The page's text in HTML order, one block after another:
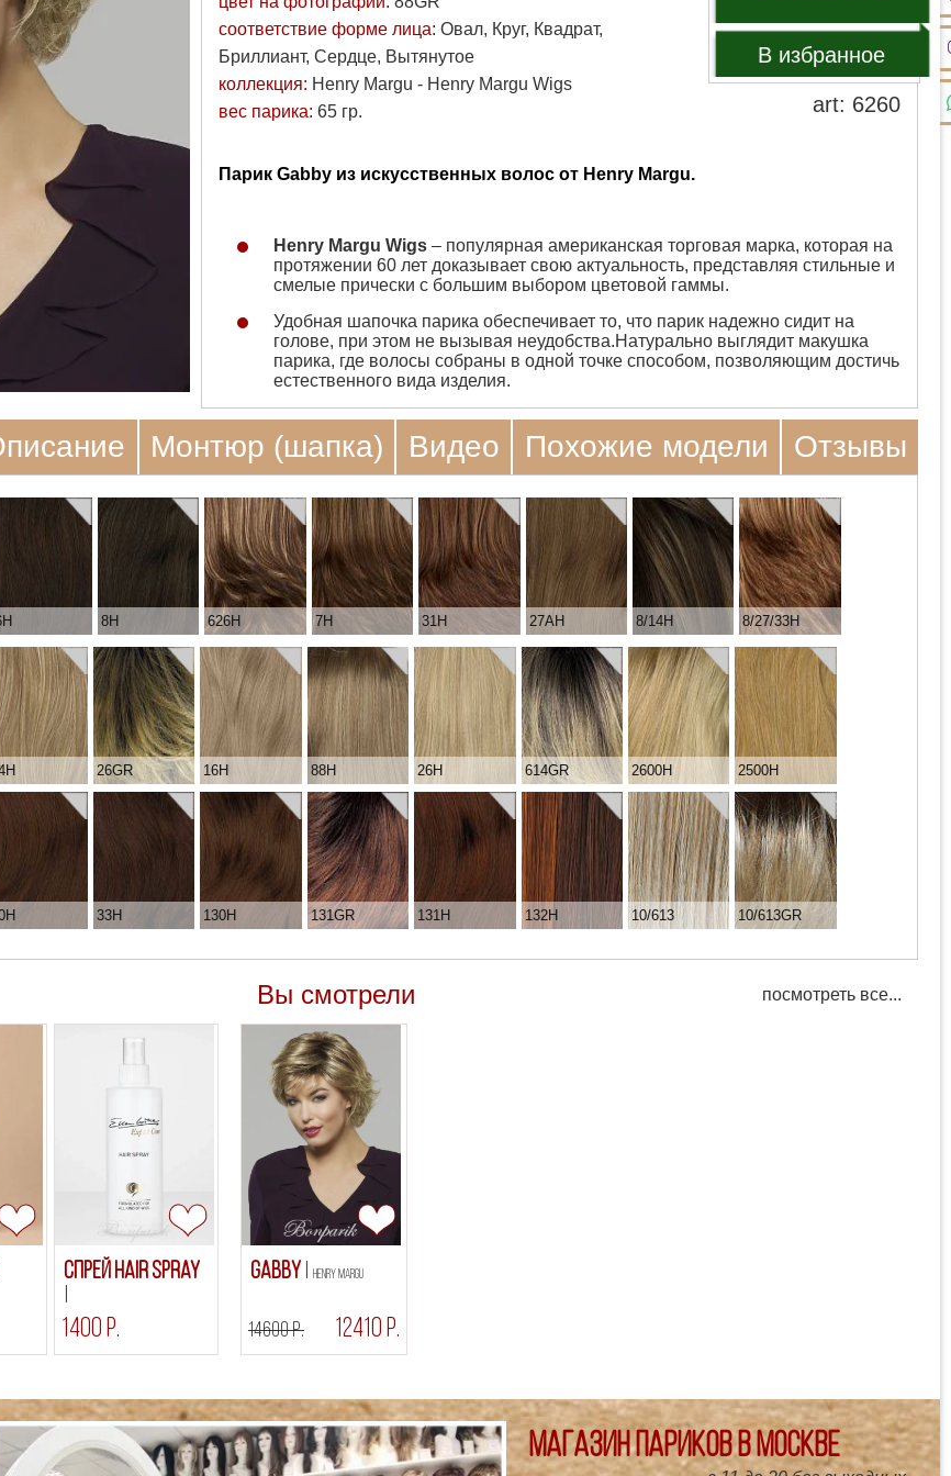
соответствие форме лица: Овал, Круг, Квадрат,
Бриллиант, Сердце, Вытянутое
коллекция: Henry Margu - Henry Margu Wigs
вес парика: 65 гр.
В избранное
art: 6260
Парик Gabby из искусственных волос от Henry Margu.
Henry Margu Wigs– популярная американская торговая марка, которая на
протяжении 60 лет доказывает свою актуальность, представляя стильные и
смелые прически с большим выбором цветовой гаммы.
Удобная шапочка парика обеспечивает то, что парик надежно сидит на
голове, при этом не вызывая неудобства.Натурально выглядит макушка
парика, где волосы собраны в одной точке способом, позволяющим достичь
естественного вида изделия.
Монтюр (шапка) Видео Похожие модели Отзывы
8H 626H 7H 31H 27AH 8/14H 8/27/33H
26GR 16H 88H 26H 614GR 2600H 2500H
33H 130H 131GR 131H 132H 10/613 10/613GR
Спрей Hair Spray
1400 р.
Вы смотрели посмотреть все...
Gabby Henry Margu
14600 р. 12410 р.
Магазин париков в Москве